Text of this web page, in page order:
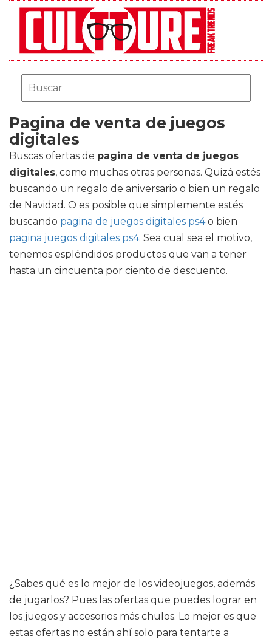
Pagina de venta de juegos
digitales
Buscas ofertas de pagina de venta de juegos
digitales, como muchas otras personas. Quizá estés
buscando un regalo de aniversario o bien un regalo
de Navidad. O es posible que simplemente estés
buscando pagina de juegos digitales ps4o bien
pagina juegos digitales ps4. Sea cual sea el motivo,
tenemos espléndidos productos que van a tener
hasta un cincuenta por ciento de descuento.
¿Sabes qué es lo mejor de los videojuegos, además
de jugarlos? Pues las ofertas que puedes lograr en
los juegos y accesorios más chulos. Lo mejor es que
estas ofertas no están ahí solo para tentarte a